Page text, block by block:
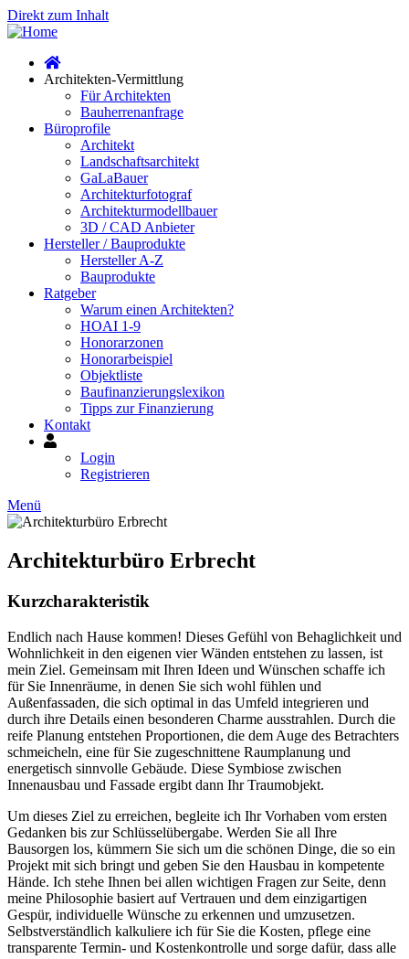
Direkt zum Inhalt
Architekten-Vermittlung
Für Architekten
Bauherrenanfrage
Büroprofile
Architekt
Landschaftsarchitekt
GaLaBauer
Architekturfotograf
Architekturmodellbauer
3D / CAD Anbieter
Hersteller / Bauprodukte
Hersteller A-Z
Bauprodukte
Ratgeber
Warum einen Architekten?
HOAI 1-9
Honorarzonen
Honorarbeispiel
Objektliste
Baufinanzierungslexikon
Tipps zur Finanzierung
Kontakt
Mein
KontoLogin
Registrieren
Menü
Architekturbüro Erbrecht
Kurzcharakteristik
Endlich nach Hause kommen! Dieses Gefühl von Behaglichkeit und
Wohnlichkeit in den eigenen vier Wänden entstehen zu lassen, ist
mein Ziel. Gemeinsam mit Ihren Ideen und Wünschen schaffe ich
für Sie Innenräume, in denen Sie sich wohl fühlen und
Außenfassaden, die sich optimal in das Umfeld integrieren und
durch ihre Details einen besonderen Charme ausstrahlen. Durch die
reife Planung entstehen Proportionen, die dem Auge des Betrachters
schmeicheln, eine für Sie zugeschnittene Raumplanung und
energetisch sinnvolle Gebäude. Diese Symbiose zwischen
Innenausbau und Fassade ergibt dann Ihr Traumobjekt.
Um dieses Ziel zu erreichen, begleite ich Ihr Vorhaben vom ersten
Gedanken bis zur Schlüsselübergabe. Werden Sie all Ihre
Bausorgen los, kümmern Sie sich um die schönen Dinge, die so ein
Projekt mit sich bringt und geben Sie den Hausbau in kompetente
Hände. Ich stehe Ihnen bei allen wichtigen Fragen zur Seite, denn
meine Philosophie basiert auf Vertrauen und dem einzigartigen
Gespür, individuelle Wünsche zu erkennen und umzusetzen.
Selbstverständlich kalkuliere ich für Sie die Kosten, pflege eine
transparente Termin- und Kostenkontrolle und sorge dafür, dass alle